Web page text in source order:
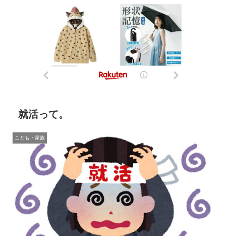
就活って。
こども・家族